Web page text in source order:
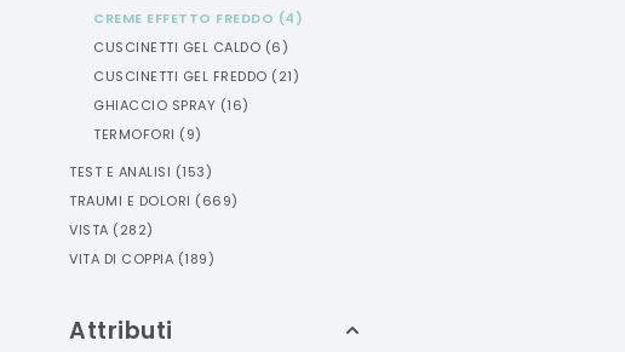
CREME EFFETTO FREDDO (4)
CUSCINETTI GEL CALDO (6)
CUSCINETTI GEL FREDDO (21)
GHIACCIO SPRAY (16)
TERMOFORI (9)
TEST E ANALISI (153)
TRAUMI E DOLORI (669)
VISTA (282)
VITA DI COPPIA (189)
Attributi